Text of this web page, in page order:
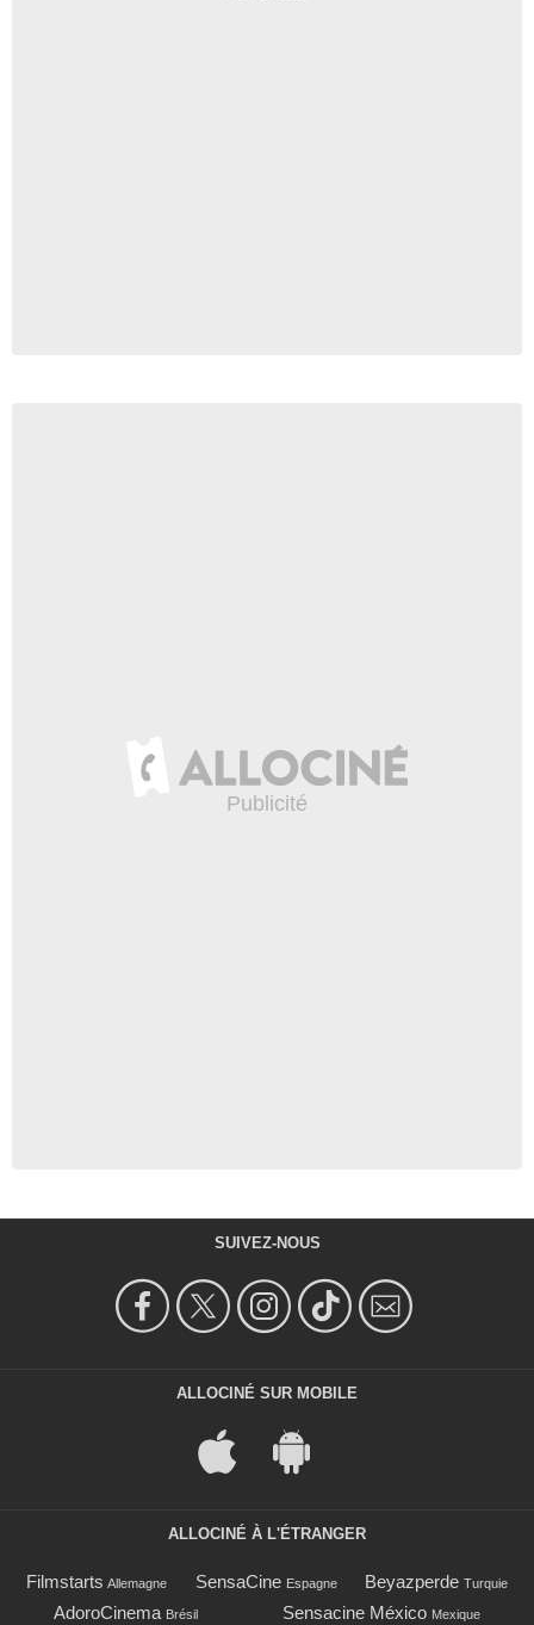
SUIVEZ-NOUS
ALLOCINÉ SUR MOBILE
ALLOCINÉ À L'ÉTRANGER
Filmstarts Allemagne SensaCine Espagne Beyazperde Turquie
AdoroCinema Brésil Sensacine México Mexique